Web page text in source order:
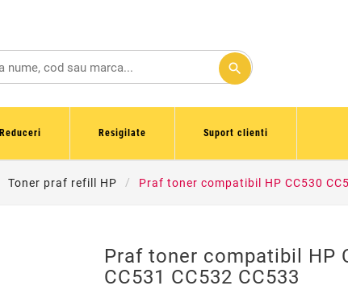
search
Reduceri Resigilate Suport clienti
Toner praf refill HP Praf toner compatibil HP CC530
Praf toner compatibil HP
CC531 CC532 CC533